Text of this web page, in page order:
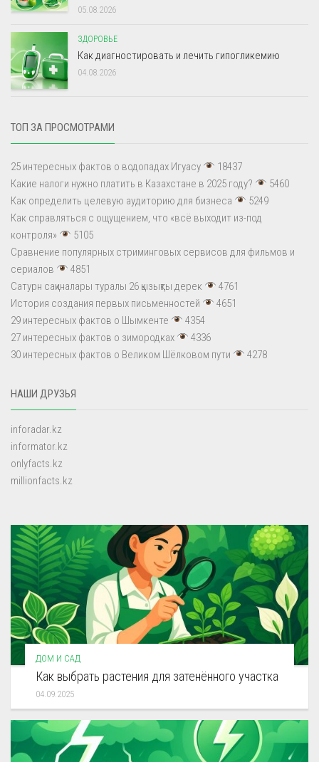
05.08.2026
ЗДОРОВЬЕ
Как диагностировать и лечить гипогликемию
04.08.2026
ТОП ЗА ПРОСМОТРАМИ
25 интересных фактов о водопадах Игуасу
18437
Какие налоги нужно платить в Казахстане в 2025 году?
5460
Как определить целевую аудиторию для бизнеса
5249
Как справляться с ощущением, что «всё выходит из-под
контроля»
5105
Сравнение популярных стриминговых сервисов для фильмов и
сериалов
4851
Сатурн сақиналары туралы 26 қызықты дерек
4761
История создания первых письменностей
4651
29 интересных фактов о Шымкенте
4354
27 интересных фактов о зимородках
4336
30 интересных фактов о Великом Шёлковом пути
4278
НАШИ ДРУЗЬЯ
inforadar.kz
informator.kz
onlyfacts.kz
millionfacts.kz
ДОМ И САД
Как выбрать растения для затенённого участка
04.09.2025